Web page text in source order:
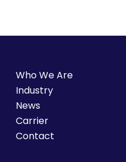
Who We Are
Industry
News
Carrier
Contact